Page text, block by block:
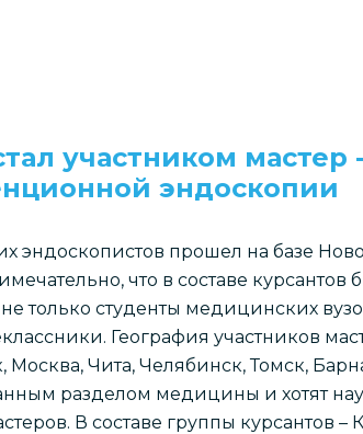
участником мастер
эндоскопии
эндоскопистов прошел на базе
что в составе
только студенты медицинских
География участников
Москва, Чита, Челябинск, Томск,
разделом медицины и хотят
В составе группы курсантов –